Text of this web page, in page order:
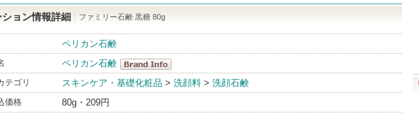
ョン情報詳細 ファミリー石鹸 黒糖 80g
ペリカン石鹸
ペリカン石鹸
ペリカン石鹸
BrandInfo
テゴリ スキンケア・基礎化粧品 > 洗顔料 > 洗顔石鹸
価格 80g・209円